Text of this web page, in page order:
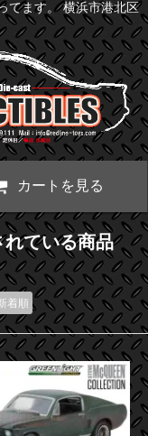
てます。 横浜市港北区
カートを見る
ている商品
着順